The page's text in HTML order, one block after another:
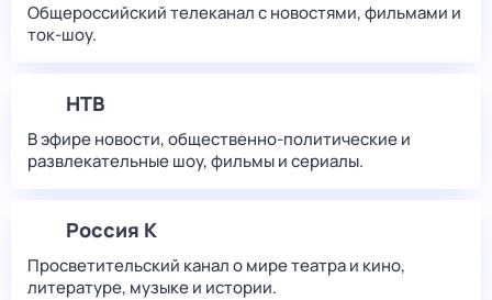
Общероссийский телеканал с новостями, фильмами и
ток-шоу.
НТВ
В эфире новости, общественно-политические и
развлекательные шоу, фильмы и сериалы.
Россия К
Просветительский канал о мире театра и кино,
литературе, музыке и истории.